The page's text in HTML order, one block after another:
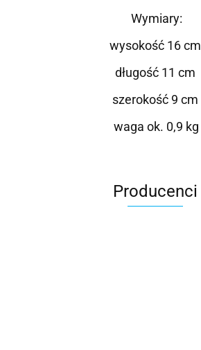
Wymiary:
wysokość 16 cm
długość 11 cm
szerokość 9 cm
waga ok. 0,9 kg
Producenci